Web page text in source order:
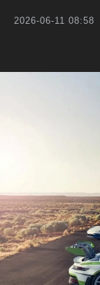
2026-06-11 08:58